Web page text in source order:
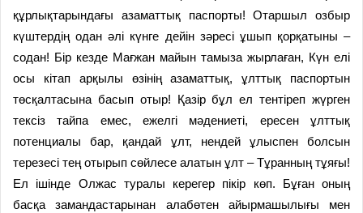
құрлықтарындағы азаматтық паспорты! Отаршыл озбыр
күштердің одан әлі күнге дейін зәресі ұшып қорқатыны –
содан! Бір кезде Мағжан майын тамыза жырлаған, Күн елі
осы кітап арқылы өзінің азаматтық, ұлттық паспортын
төсқалтасына басып отыр! Қазір бұл ел тентіреп жүрген
тексіз тайпа емес, ежелгі мәдениеті, ересен ұлттық
потенциалы бар, қандай ұлт, нендей ұлыспен болсын
терезесі тең отырып сөйлесе алатын ұлт – Тұранның тұяғы!
Ел ішінде Олжас туралы керегер пікір көп. Бұған оның
басқа замандастарынан алабөтен айырмашылығы мен